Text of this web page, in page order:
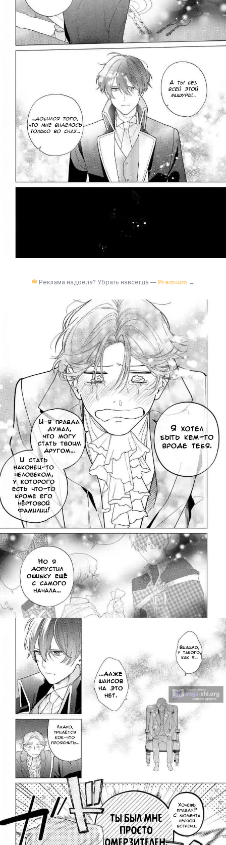
Реклама надоела? Убрать навсегда — Premium →